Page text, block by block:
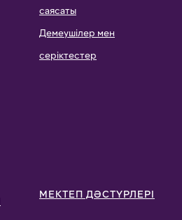
саясаты
Демеушілер мен
серіктестер
МЕКТЕП ДӘСТҮРЛЕРІ